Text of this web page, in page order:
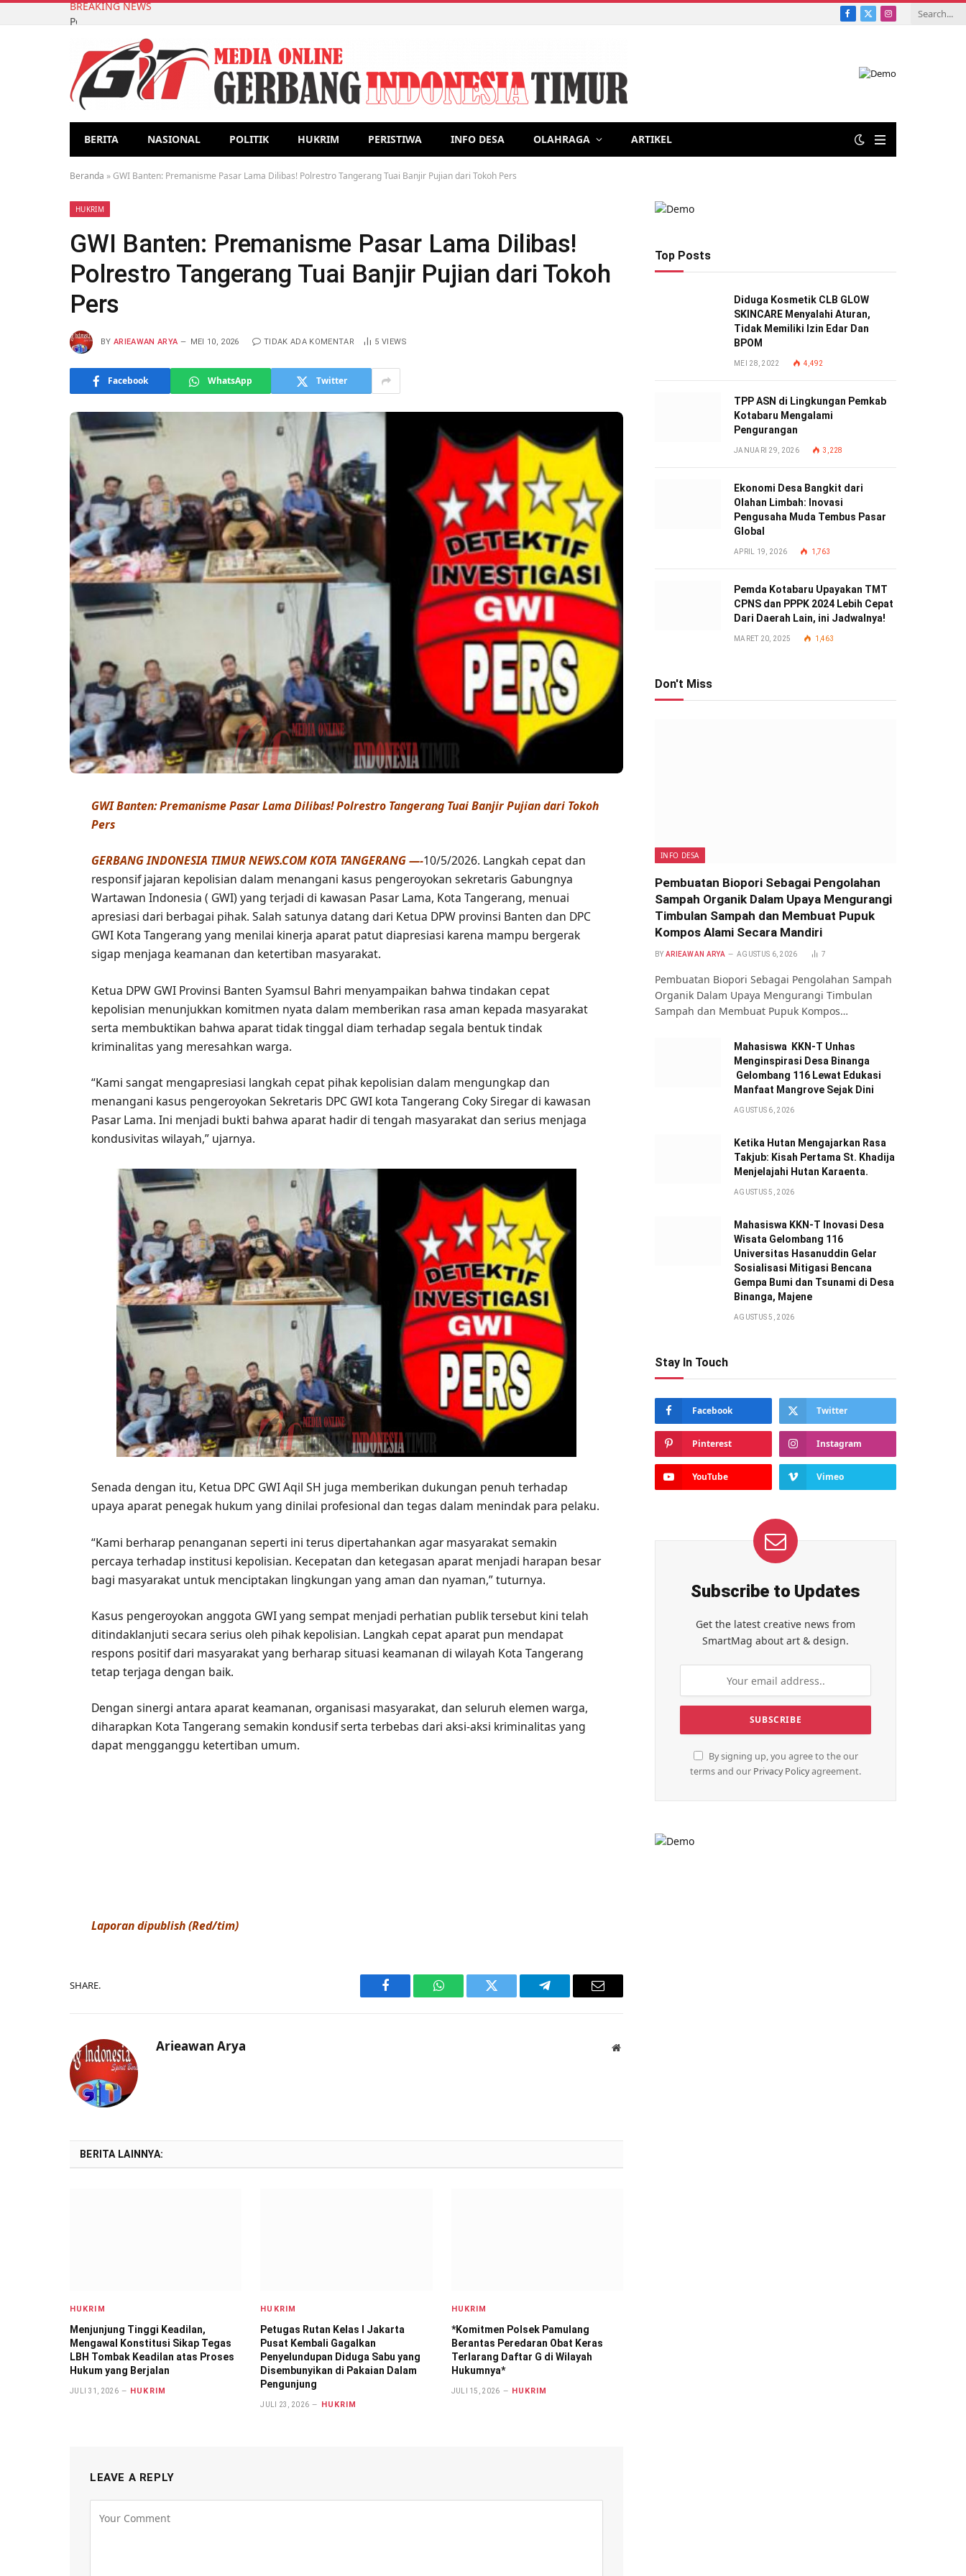
BREAKING NEWS
Pembuatan Biopori Sebagai Pengolahan Sampah Organik Dalam Upaya Mengurangi Timbulan Sampah dan Membuat Pupuk Kompos Alami Secara Mandiri
Facebook
X
Instagram
BERITA NASIONAL POLITIK HUKRIM PERISTIWA INFO DESA OLAHRAGA ARTIKEL
Beranda »GWI Banten: Premanisme Pasar Lama Dilibas! Polrestro Tangerang Tuai Banjir Pujian dari Tokoh Pers
HUKRIM
GWI Banten: Premanisme Pasar Lama Dilibas!
Polrestro Tangerang Tuai Banjir Pujian dari Tokoh
Pers
BY ARIEAWAN ARYA MEI 10, 2026 TIDAK ADA KOMENTAR 5 VIEWS
Facebook WhatsApp Twitter
GWI Banten: Premanisme Pasar Lama Dilibas! Polrestro Tangerang Tuai Banjir Pujian dari Tokoh
Pers
GERBANG INDONESIA TIMUR NEWS.COM KOTA TANGERANG —-10/5/2026. Langkah cepat dan
responsif jajaran kepolisian dalam menangani kasus pengeroyokan sekretaris Gabungnya
Wartawan Indonesia ( GWI) yang terjadi di kawasan Pasar Lama, Kota Tangerang, menuai
apresiasi dari berbagai pihak. Salah satunya datang dari Ketua DPW provinsi Banten dan DPC
GWI Kota Tangerang yang menilai kinerja aparat patut diapresiasi karena mampu bergerak
sigap menjaga keamanan dan ketertiban masyarakat.
Ketua DPW GWI Provinsi Banten Syamsul Bahri menyampaikan bahwa tindakan cepat
kepolisian menunjukkan komitmen nyata dalam memberikan rasa aman kepada masyarakat
serta membuktikan bahwa aparat tidak tinggal diam terhadap segala bentuk tindak
kriminalitas yang meresahkan warga.
“Kami sangat mengapresiasi langkah cepat pihak kepolisian dalam mengungkap dan
menangani kasus pengeroyokan Sekretaris DPC GWI kota Tangerang Coky Siregar di kawasan
Pasar Lama. Ini menjadi bukti bahwa aparat hadir di tengah masyarakat dan serius menjaga
kondusivitas wilayah,” ujarnya.
Senada dengan itu, Ketua DPC GWI Aqil SH juga memberikan dukungan penuh terhadap
upaya aparat penegak hukum yang dinilai profesional dan tegas dalam menindak para pelaku.
“Kami berharap penanganan seperti ini terus dipertahankan agar masyarakat semakin
percaya terhadap institusi kepolisian. Kecepatan dan ketegasan aparat menjadi harapan besar
bagi masyarakat untuk menciptakan lingkungan yang aman dan nyaman,” tuturnya.
Kasus pengeroyokan anggota GWI yang sempat menjadi perhatian publik tersebut kini telah
ditindaklanjuti secara serius oleh pihak kepolisian. Langkah cepat aparat pun mendapat
respons positif dari masyarakat yang berharap situasi keamanan di wilayah Kota Tangerang
tetap terjaga dengan baik.
Dengan sinergi antara aparat keamanan, organisasi masyarakat, dan seluruh elemen warga,
diharapkan Kota Tangerang semakin kondusif serta terbebas dari aksi-aksi kriminalitas yang
dapat mengganggu ketertiban umum.
Laporan dipublish (Red/tim)
SHARE.
Facebook WhatsAppTwitter Telegram Email
Arieawan Arya Website
BERITA LAINNYA:
HUKRIM
Menjunjung Tinggi Keadilan,
Mengawal Konstitusi Sikap Tegas
LBH Tombak Keadilan atas Proses
Hukum yang Berjalan
JULI 31, 2026 HUKRIM
HUKRIM
Petugas Rutan Kelas I Jakarta
Pusat Kembali Gagalkan
Penyelundupan Diduga Sabu yang
Disembunyikan di Pakaian Dalam
Pengunjung
JULI 23, 2026 HUKRIM
HUKRIM
*Komitmen Polsek Pamulang
Berantas Peredaran Obat Keras
Terlarang Daftar G di Wilayah
Hukumnya*
JULI 15, 2026 HUKRIM
LEAVE A REPLY
Top Posts
Diduga Kosmetik CLB GLOW
SKINCARE Menyalahi Aturan,
Tidak Memiliki Izin Edar Dan
BPOM
MEI 28, 2022 4,492
TPP ASN di Lingkungan Pemkab
Kotabaru Mengalami
Pengurangan
JANUARI 29, 2026 3,228
Ekonomi Desa Bangkit dari
Olahan Limbah: Inovasi
Pengusaha Muda Tembus Pasar
Global
APRIL 19, 2026 1,763
Pemda Kotabaru Upayakan TMT
CPNS dan PPPK 2024 Lebih Cepat
Dari Daerah Lain, ini Jadwalnya!
MARET 20, 2025 1,463
Don't Miss
INFO DESA
Pembuatan Biopori Sebagai Pengolahan
Sampah Organik Dalam Upaya Mengurangi
Timbulan Sampah dan Membuat Pupuk
Kompos Alami Secara Mandiri
BY ARIEAWAN ARYA AGUSTUS 6, 2026 7
Pembuatan Biopori Sebagai Pengolahan Sampah
Organik Dalam Upaya Mengurangi Timbulan
Sampah dan Membuat Pupuk Kompos…
Mahasiswa KKN-T Unhas
Menginspirasi Desa Binanga
Gelombang 116 Lewat Edukasi
Manfaat Mangrove Sejak Dini
AGUSTUS 6, 2026
Ketika Hutan Mengajarkan Rasa
Takjub: Kisah Pertama St. Khadija
Menjelajahi Hutan Karaenta.
AGUSTUS 5, 2026
Mahasiswa KKN-T Inovasi Desa
Wisata Gelombang 116
Universitas Hasanuddin Gelar
Sosialisasi Mitigasi Bencana
Gempa Bumi dan Tsunami di Desa
Binanga, Majene
AGUSTUS 5, 2026
Stay In Touch
Facebook Twitter
Pinterest Instagram
YouTube Vimeo
Subscribe to Updates
Get the latest creative news from
SmartMag about art & design.
By signing up, you agree to the our
terms and our Privacy Policyagreement.